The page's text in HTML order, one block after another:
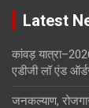
Latest
कांवड़
एडीजी लॉ एंड
जनकल्याण,